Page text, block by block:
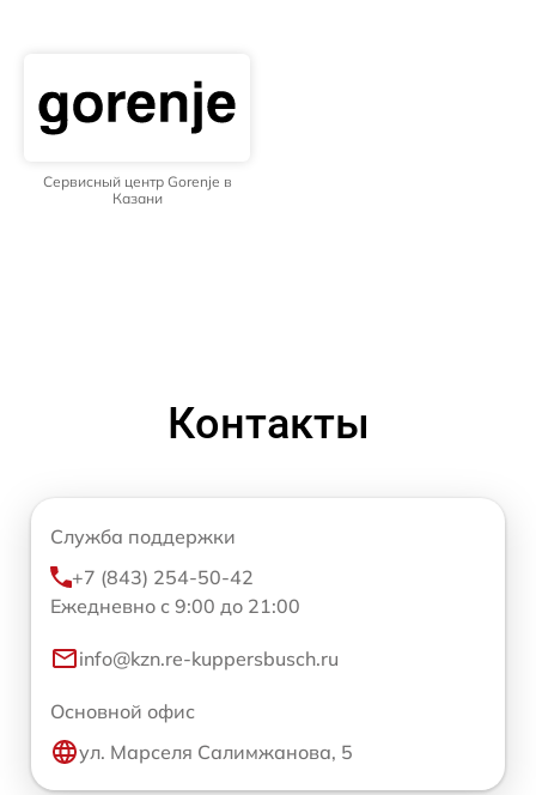
Сервисный центр Gorenje в
Казани
Контакты
Служба поддержки
+7 (843) 254-50-42
Ежедневно с 9:00 до 21:00
info@kzn.re-kuppersbusch.ru
Основной офис
ул. Марселя Салимжанова, 5